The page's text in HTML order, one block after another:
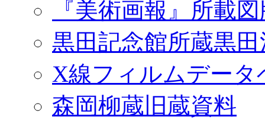
『美術画報』所載
黒田記念館所蔵黒
X線フィルムデータ
森岡柳蔵旧蔵資料